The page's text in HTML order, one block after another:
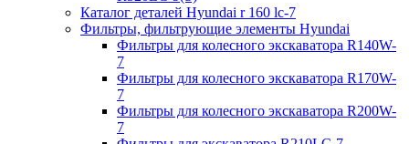
Каталог деталей Hyundai r 160 lc-7
Фильтры, фильтрующие элементы Hyundai
Фильтры для колесного экскаватора R140W-
7
Фильтры для колесного экскаватора R170W-
7
Фильтры для колесного экскаватора R200W-
7